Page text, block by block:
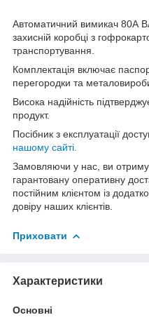
Автоматичний вимикач 80А
захисній коробці з
транспортування.
Комплектація включає
перегородки та
Висока надійність
продукт.
Посібник з експлуатації
нашому сайті.
Замовляючи у нас, ви
гарантовану оперативну
постійним клієнтом із
довіру наших клієнтів.
Приховати
Характеристики
Основні